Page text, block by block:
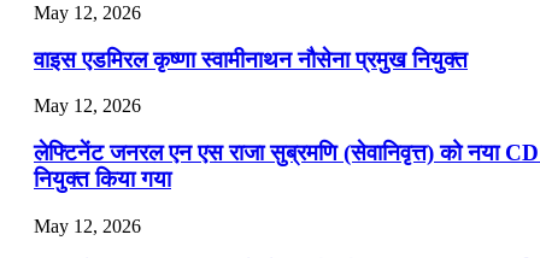
May 12, 2026
वाइस एडमिरल कृष्णा स्वामीनाथन नौसेना प्रमुख नियुक्त
May 12, 2026
लेफ्टिनेंट जनरल एन एस राजा सुब्रमणि (सेवानिवृत्त) को नया
नियुक्त किया गया
May 12, 2026